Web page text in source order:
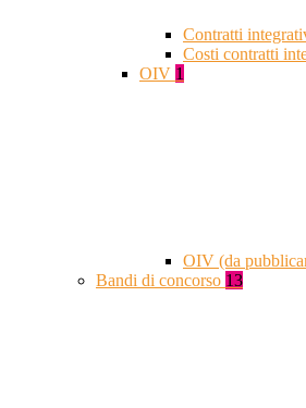
Contratti
Costi contratti
OIV 1
OIV (da
Bandi di concorso 13